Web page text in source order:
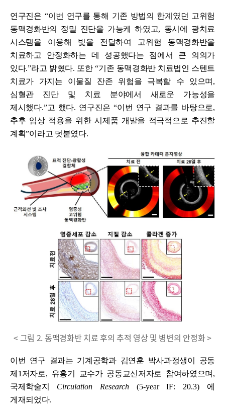
연구진은 “이번 연구를 통해 기존 방법의 한계였던 고위험
동맥경화반의 정밀 진단을 가능케 하였고, 동시에 광치료
시스템을 이용해 빛을 전달하여 고위험 동맥경화반을
치료하고 안정화하는 데 성공했다는 점에서 큰 의의가
있다.”라고 밝혔다. 또한 “기존 동맥경화반 치료법인 스텐트
치료가 가지는 이물질 잔존 위험을 극복할 수 있으며 ,
심혈관 진단 및 치료 분야에서 새로운 가능성을
제시했다.”고 했다. 연구진은“이번 연구 결과를 바탕으로,
추후 임상 적용을 위한 시제품 개발을 적극적으로 추진할
계획”이라고 덧붙였다.
< 그림 2. 동맥경화반 치료 후의 추적 영상 및 병변의 안정화 >
이번 연구 결과는 기계공학과 김연훈 박사과정생이 공동
제 1 저자로, 유홍기 교수가 공동교신저자로 참여하였으며 ,
국제학술지 Circulation Research (5-year IF: 20.3) 에
게재되었다.